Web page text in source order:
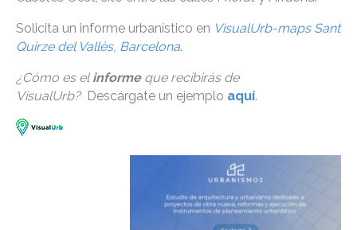
Solicita un informe urbanístico en VisualUrb-maps Sant
Quirze del Vallès, Barcelona.
¿Cómo es el informe que recibirás de
VisualUrb?Descárgate un ejemplo aquí.